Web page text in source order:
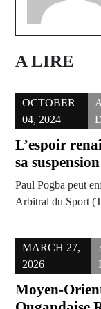
A LIRE
OCTOBER
04, 2024
L’espoir
sa
Paul Pogba peut
Arbitral du Sport
MARCH 27,
2026
Moyen-